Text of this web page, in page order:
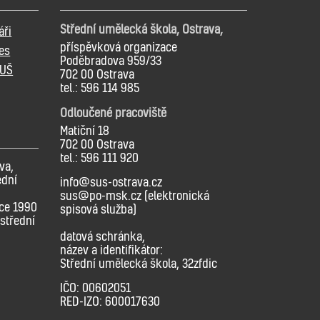
1990
Střední umělecká škola, Ostrava,
příspěvková organizace
Poděbradova 959/33
702 00 Ostrava
tel.: 596 114 985
Odloučené pracoviště
Matiční 18
702 00 Ostrava
tel.: 596 111 920
info@sus-ostrava.cz
sus@po-msk.cz (elektronická
spisová služba)
datová schránka,
název a identifikátor:
Střední umělecká škola, 32zfdic
IČO: 00602051
RED-IZO: 600017630